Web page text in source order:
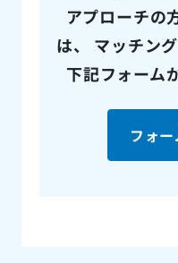
アプローチの
は、
マッチン
下記フォーム
フォ